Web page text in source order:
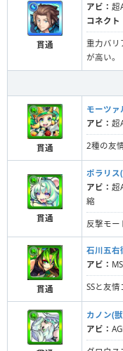
貫通
アビ： 超
コネクト
重力バリ
が高い。
貫通
モーツァ
アビ： 超
2種の友
貫通
ポラリス
アビ： 超
縮
反撃モー
貫通
石川五右
アビ：
SSと友
カノン(
アビ：